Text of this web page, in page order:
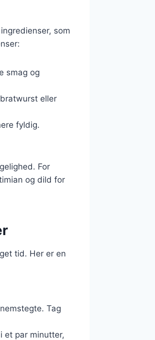
som
smag og
eller
fyldig.
For
og dild for
tid. Her er en
Tag
et par minutter,